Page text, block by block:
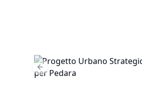
Previous slide